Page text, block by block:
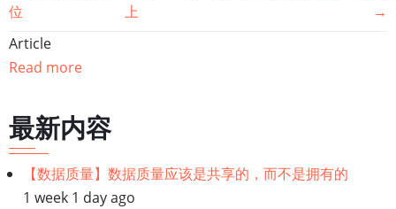
遍
历
链
接：
位
上
→
Article
Read more
最新内容
【数据质量】数据质量应该是共享的，而不是拥有的
1 week 1 day ago